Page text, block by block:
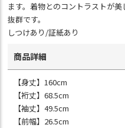
ます。着物とのコントラストが
抜群です。
しつけあり/証紙あり
商品詳細
【身丈】160cm
【裄丈】68.5cm
【袖丈】49.5cm
【前幅】26.5cm